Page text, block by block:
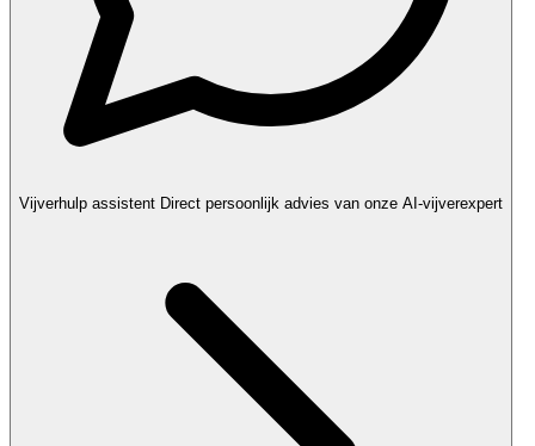
Vijverhulp assistent Direct persoonlijk advies van onze AI-vijverexpert